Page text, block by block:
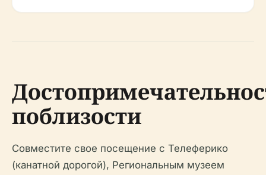
поблизости
Совместите свое посещение с Телеферико
(канатной дорогой), Региональным музеем